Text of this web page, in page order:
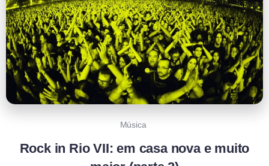
Música
Rock in Rio VII: em casa nova e muito